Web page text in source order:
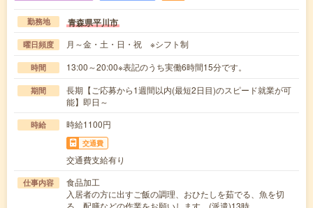
勤務地 青森県平川市
曜日頻度 月～金・土・日・祝 ※シフト制
時間 13:00～20:00※表記のうち実働6時間15分です。
期間
長期【ご応募から1週間以内(最短2日目)のスピード就業が可
能】即日～
時給 時給1100円
交通費
交通費支給有り
仕事内容
食品加工
入居者の方に出すご飯の調理、おひたしを茹でる、魚を切